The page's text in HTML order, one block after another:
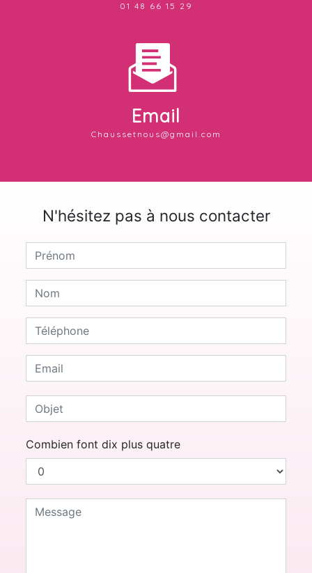
01 48 66 15 29
Email
chaussetnous@gmail.com
N'hésitez pas à nous contacter
Combien font dix plus quatre